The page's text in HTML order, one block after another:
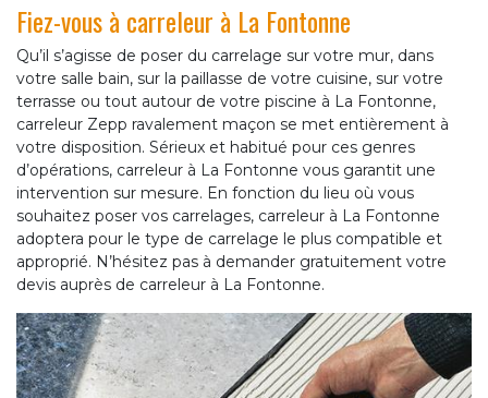
Fiez-vous à carreleur à La Fontonne
Qu’il s’agisse de poser du carrelage sur votre mur, dans
votre salle bain, sur la paillasse de votre cuisine, sur votre
terrasse ou tout autour de votre piscine à La Fontonne,
carreleur Zepp ravalement maçon se met entièrement à
votre disposition. Sérieux et habitué pour ces genres
d’opérations, carreleur à La Fontonne vous garantit une
intervention sur mesure. En fonction du lieu où vous
souhaitez poser vos carrelages, carreleur à La Fontonne
adoptera pour le type de carrelage le plus compatible et
approprié. N’hésitez pas à demander gratuitement votre
devis auprès de carreleur à La Fontonne.